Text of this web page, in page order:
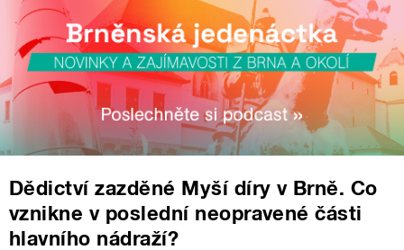
Dědictví zazděné Myší díry v Brně. Co
vznikne v poslední neopravené části
hlavního nádraží?